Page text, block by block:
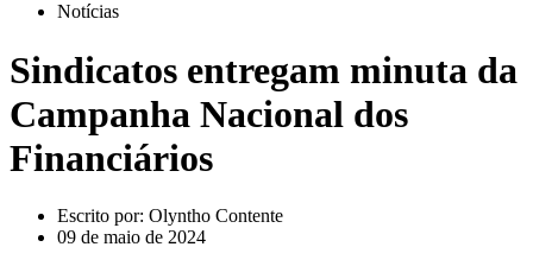
Notícias
Sindicatos entregam minuta da
Campanha Nacional dos
Financiários
Escrito por: Olyntho Contente
09 de maio de 2024